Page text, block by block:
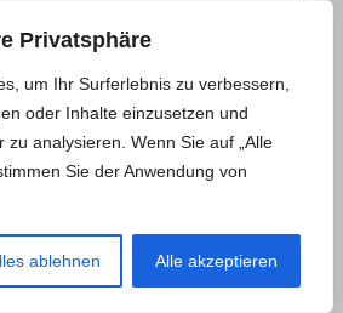
Privatsphäre
um Ihr Surferlebnis zu verbessern,
oder Inhalte einzusetzen und
zu analysieren. Wenn Sie auf „Alle
Sie der Anwendung von
ablehnen Alle akzeptieren
Moses. All Rights Reserved.